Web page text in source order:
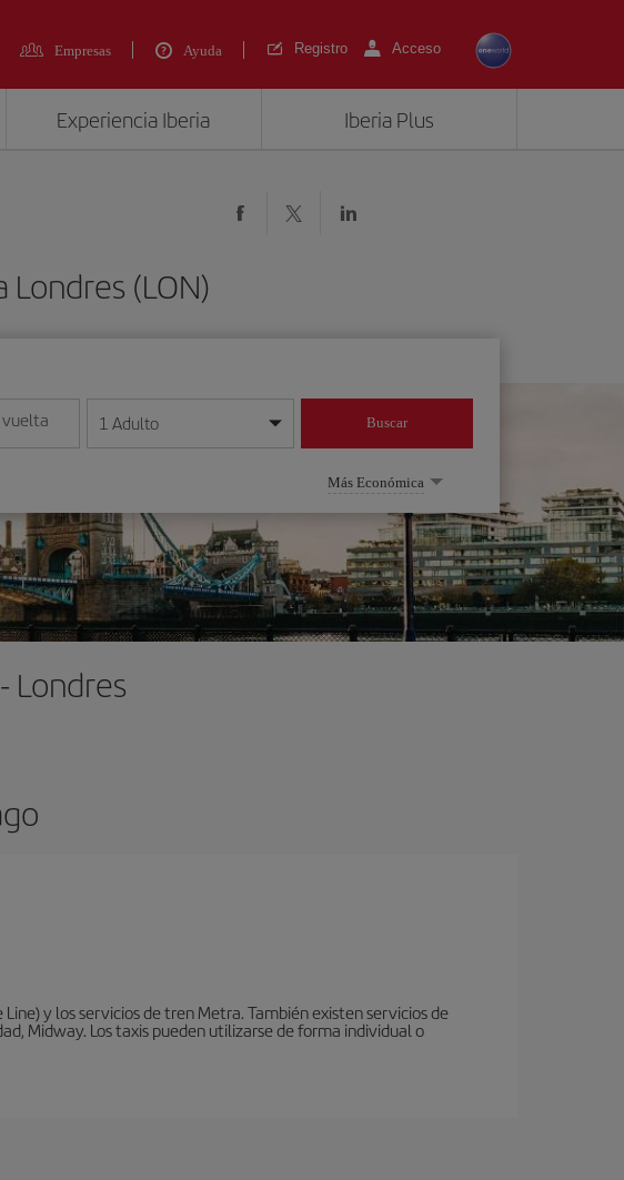
Empresas Ayuda Registro Acceso
Experiencia Iberia Iberia Plus
(LON)
mes/año
vuelta
fecha en formato día/mes/año
1 Adulto Buscar
Más Económica
Londres
y los servicios de tren Metra. También existen servicios de
Midway. Los taxis pueden utilizarse de forma individual o